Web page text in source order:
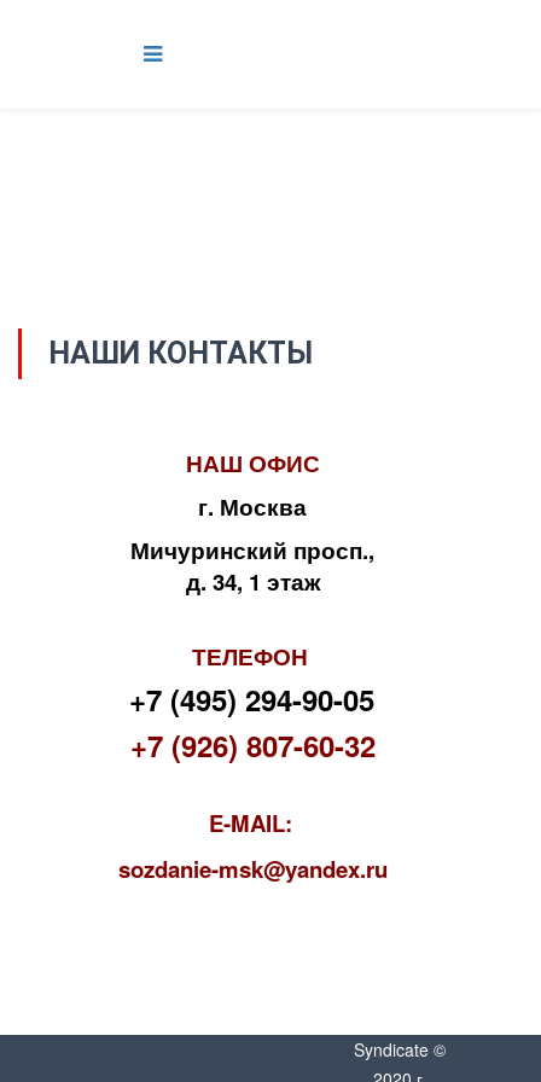
НАШИ КОНТАКТЫ
НАШ ОФИС
г. Москва
Мичуринский просп.,
д. 34, 1 этаж
ТЕЛЕФОН
+7 (495) 294-90-05
+7 (926) 807-60-32
E-MAIL:
sozdanie-msk@yandex.ru
Syndicate ©